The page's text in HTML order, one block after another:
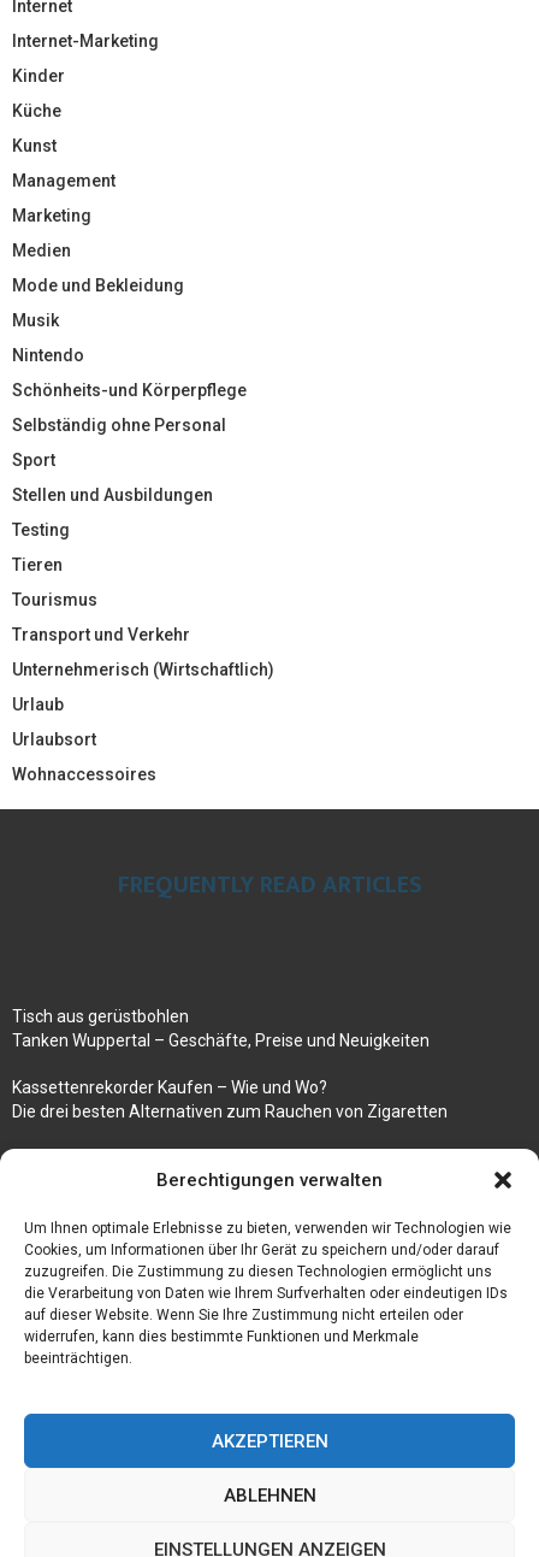
Berechtigungen verwalten
Um Ihnen optimale Erlebnisse zu bieten, verwenden wir Technologien wie
Cookies, um Informationen über Ihr Gerät zu speichern und/oder darauf
zuzugreifen. Die Zustimmung zu diesen Technologien ermöglicht uns
die Verarbeitung von Daten wie Ihrem Surfverhalten oder eindeutigen IDs
auf dieser Website. Wenn Sie Ihre Zustimmung nicht erteilen oder
widerrufen, kann dies bestimmte Funktionen und Merkmale
beeinträchtigen.
AKZEPTIEREN
ABLEHNEN
EINSTELLUNGEN ANZEIGEN
Internet
Internet-Marketing
Kinder
Küche
Kunst
Management
Marketing
Medien
Mode und Bekleidung
Musik
Nintendo
Schönheits-und Körperpflege
Selbständig ohne Personal
Sport
Stellen und Ausbildungen
Testing
Tieren
Tourismus
Transport und Verkehr
Unternehmerisch (Wirtschaftlich)
Urlaub
Urlaubsort
Wohnaccessoires
FREQUENTLY READ ARTICLES
Tisch aus gerüstbohlen
Tanken Wuppertal – Geschäfte, Preise und Neuigkeiten
Kassettenrekorder Kaufen – Wie und Wo?
Die drei besten Alternativen zum Rauchen von Zigaretten
Rezepte für gekochte Süßkartoffeln
Gönnen Sie sich bedruckte Fliesen mit einem eigenen Bild